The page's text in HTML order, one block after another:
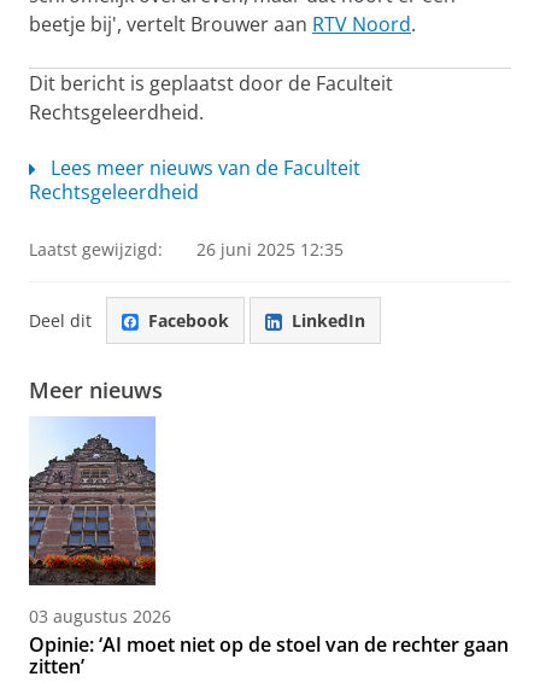
beetje bij', vertelt Brouwer aan RTV Noord.
Dit bericht is geplaatst door de Faculteit
Rechtsgeleerdheid.
Lees meer nieuws van de Faculteit
Rechtsgeleerdheid
Laatst gewijzigd: 26 juni 2025 12:35
Deel dit Facebook LinkedIn
Meer nieuws
03 augustus 2026
Opinie: ‘AI moet niet op de stoel van de rechter gaan
zitten’